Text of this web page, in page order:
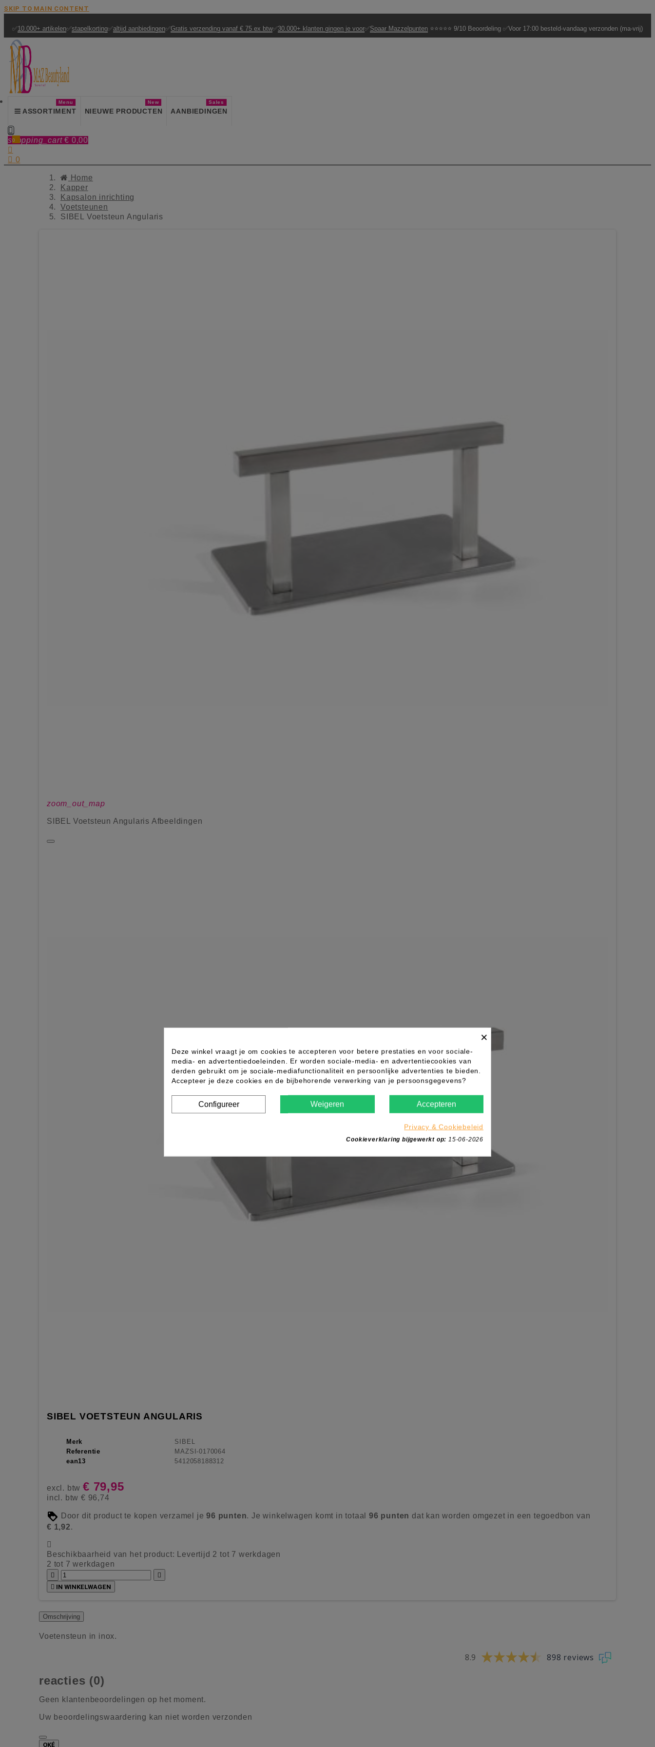
SKIP TO MAIN CONTENT
✅10.000+ artikelen✅stapelkorting✅altijd aanbiedingen✅Gratis verzending vanaf € 75 ex btw✅30.000+ klanten gingen je voor✅Spaar Mazzelpunten ⭐⭐⭐⭐⭐ 9/10 Beoordeling ✅Voor 17:00 besteld-vandaag verzonden (ma-vrij)
ASSORTIMENT
Menu
NIEUWE PRODUCTEN
New
AANBIEDINGEN
Sales

shopping_cart € 0,00
0

 0
Home
Kapper
Kapsalon inrichting
Voetsteunen
SIBEL Voetsteun Angularis
zoom_out_map
SIBEL Voetsteun Angularis Afbeeldingen
SIBEL VOETSTEUN ANGULARIS
Merk
SIBEL
Referentie
MAZSI-0170064
ean13
5412058188312
excl. btw € 79,95
incl. btw € 96,74
Door dit product te kopen verzamel je96 punten. Je winkelwagen komt in totaal96 punten dat kan worden omgezet in een tegoedbon van
€ 1,92.

Beschikbaarheid van het product:
Levertijd 2 tot 7 werkdagen
2 tot 7 werkdagen


 IN WINKELWAGEN
Omschrijving
Voetensteun in inox.
8.9 898 reviews
reacties (0)
Geen klantenbeoordelingen op het moment.
Uw beoordelingswaardering kan niet worden verzonden
OKÉ
×
Deze winkel vraagt je om cookies te accepteren voor betere prestaties en voor sociale-
media- en advertentiedoeleinden. Er worden sociale-media- en advertentiecookies van
derden gebruikt om je sociale-mediafunctionaliteit en persoonlijke advertenties te bieden.
Accepteer je deze cookies en de bijbehorende verwerking van je persoonsgegevens?
Configureer Weigeren Accepteren
Privacy & Cookiebeleid
Cookieverklaring bijgewerkt op: 15-06-2026